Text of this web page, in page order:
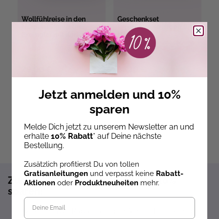
Wollfühlreise in den
Exemplar mit Karte)
Geschenkset
Wollfühlreise in den
Norden
Ab dem 22.10.26
versandbereit
Zum Newsletter anmelden und 10%
sparen!*
Sofort 10% Rabatt auf die nächste Bestellung
Jetzt anmelden und 10%
sparen
Melde Dich jetzt zu unserem Newsletter an und
erhalte 10% Rabatt* auf Deine nächste
Bestellung.
Zusätzlich profitierst Du von tollen
Gratisanleitungen und verpasst keine Rabatt-
Aktionen oder Produktneuheiten mehr.